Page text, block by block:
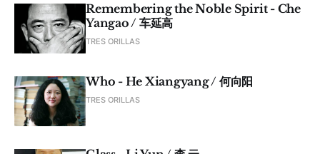
Remembering the Noble Spirit - Che
Yangao / 车延高
TRES ORILLAS
Who - He Xiangyang / 何向阳
TRES ORILLAS